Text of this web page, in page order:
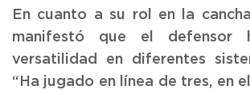
En cuanto a su rol en la
manifestó que el defensor
versatilidad en diferentes
“Ha jugado en línea de tres, en